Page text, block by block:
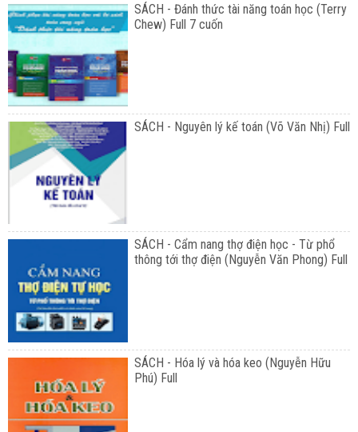
SÁCH - Đánh thức tài năng toán học (Terry
Chew) Full 7 cuốn
SÁCH - Nguyên lý kế toán (Võ Văn Nhị) Full
SÁCH - Cẩm nang thợ điện học - Từ phổ
thông tới thợ điện (Nguyễn Văn Phong) Full
SÁCH - Hóa lý và hóa keo (Nguyễn Hữu
Phú) Full